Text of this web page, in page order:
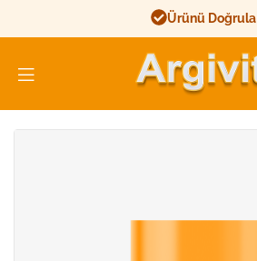
Ürünü Doğrula
Argivit